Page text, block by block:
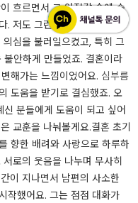
흐르면서 그 안정감 속에 숨
. 저도 그런 상황을 겪어본 적
심을 불러일으켰고, 특히 그
안하게 만들었죠. 결혼이라
해가는 느낌이었어요. 심부름
도움을 받기로 결심했죠. 오
분들에게 도움이 되고 싶어
교훈을 나눠볼게요.​결혼 초기
향한 배려와 사랑으로 하루하
로의 웃음을 나누며 무사히
이 지나면서 남편의 사소한
작했어요. 그는 점점 대화가